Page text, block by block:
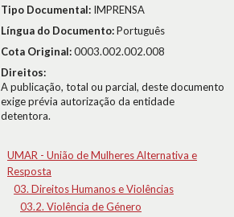
Tipo Documental: IMPRENSA
Língua do Documento:Português
Cota Original:0003.002.002.008
Direitos:
A publicação, total ou parcial, deste documento
exige prévia autorização da entidade
detentora.
UMAR - União de Mulheres Alternativa e
Resposta
03. Direitos Humanos e Violências
03.2. Violência de Género